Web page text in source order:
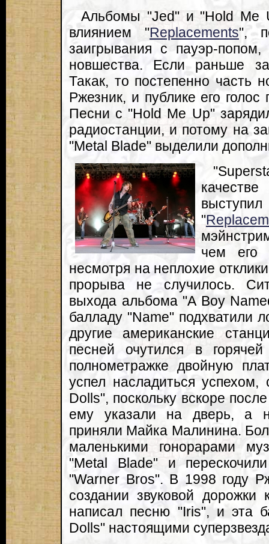
Альбомы "Jed" и "Hold Me
влиянием "Replacements",
заигрывания с пауэр-
новшества. Если раньше
Такак, то постепенно часть
Ржезник, и публике его
Песни с "Hold Me Up"
радиостанции, и потому на
"Metal Blade" выделили
"
чем его
несмотря на неплохие
прорыва не случилось.
выхода альбома "A Boy
балладу "Name" подхватили
другие американские
песней очутился в
полнометражке двойную
успел насладиться
Dolls", поскольку вскоре
ему указали на дверь, а
приняли Майка Малинина.
маленькими гонорарами
"Metal Blade" и
"Warner Bros". В 1998 году
создании звуковой
написал песню "Iris", и эта
Dolls" настоящими